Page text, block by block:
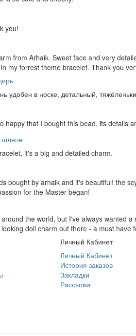
you!
from Arhaik. Sweet face and very
my forrest theme bracelet. Thank you
удобен в носке, детальный,
happy that I bought this bead, its details
шляпе
it's a big and detailed charm.
bought by arhaik and it's beautiful! the
for the Master began!
the world, but I've always wanted
doll charm out there - a must have
Личный Кабинет
Личный Кабинет
История заказов
Закладки
Рассылка